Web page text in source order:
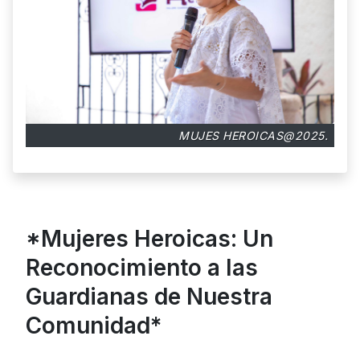
MUJES HEROICAS@2025.
*Mujeres Heroicas: Un
Reconocimiento a las
Guardianas de Nuestra
Comunidad*